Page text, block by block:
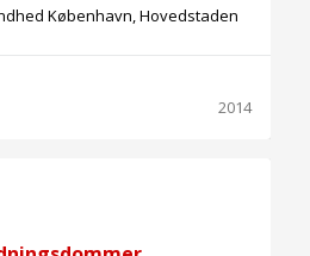
København, Hovedstaden
2014